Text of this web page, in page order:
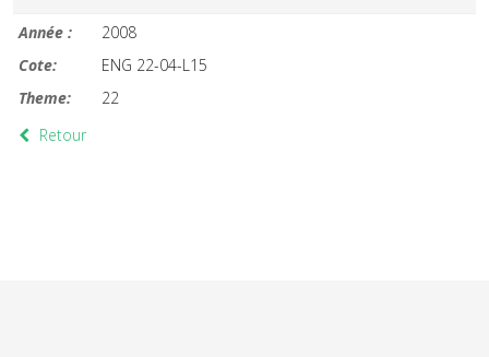
Année :
2008
Cote:
ENG 22-04-L15
Theme:
22
Retour